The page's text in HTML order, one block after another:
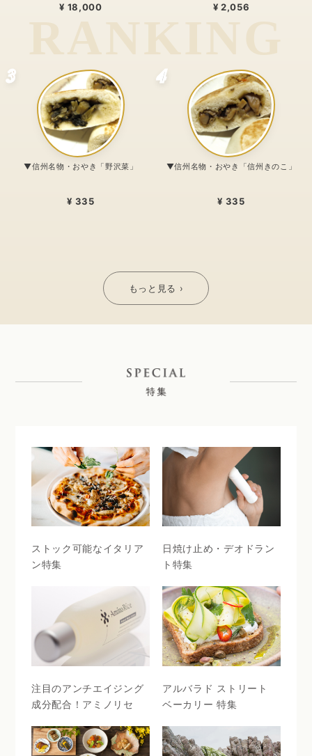
C。98%植物由来のリポソーム処方
¥ 18,000 ¥ 2,056
3
▼信州名物・おやき「野沢菜」
¥ 335
4
▼信州名物・おやき「信州きのこ」
¥ 335
もっと見る ›
ストック可能なイタリア
ン特集
日焼け止め・デオドラン
ト特集
注目のアンチエイジング
成分配合！アミノリセ
アルバラド ストリート
ベーカリー 特集